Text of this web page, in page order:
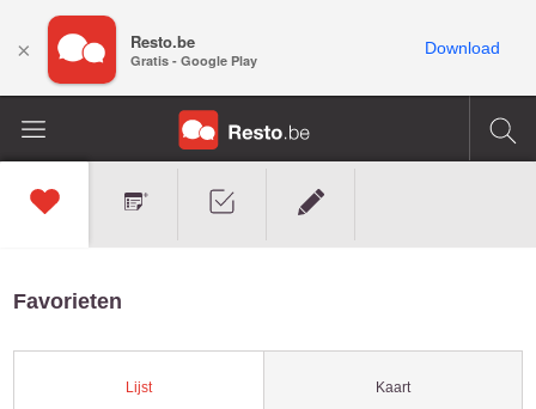
Favorieten
Lijst Kaart
× Resto.be
Gratis - Google Play
Download